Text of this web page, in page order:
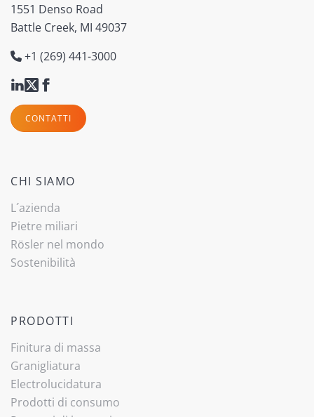
1551 Denso Road
Battle Creek, MI 49037
+1 (269) 441-3000
CONTATTI
CHI SIAMO
L´azienda
Pietre miliari
Rösler nel mondo
Sostenibilità
PRODOTTI
Finitura di massa
Granigliatura
Electrolucidatura
Prodotti di consumo